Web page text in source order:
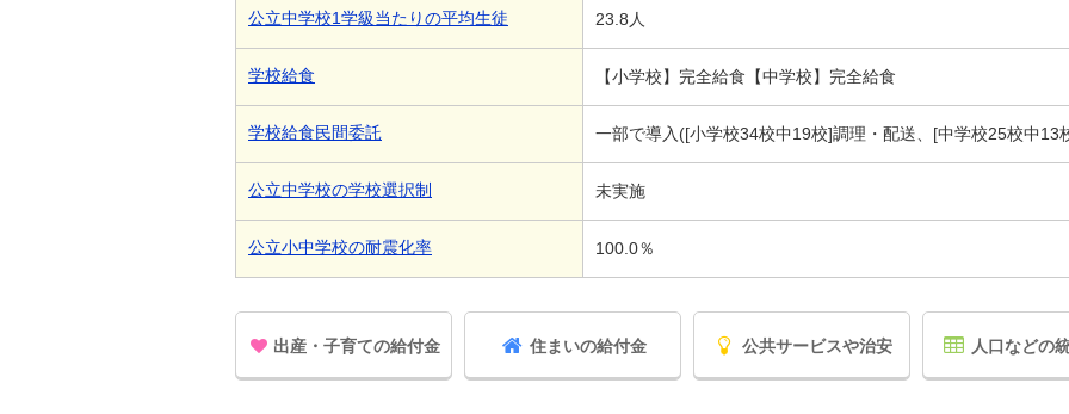
公立中学校1学級当たりの平均生徒 23.8人
学校給食 【小学校】完全給食【中学校】完全給食
学校給食民間委託 一部で導入([小学校34校中19校]調理・配送、[中学校25校中13
公立中学校の学校選択制 未実施
公立小中学校の耐震化率 100.0％
出産・子育ての給付金 住まいの給付金 公共サービスや治安 人口などの